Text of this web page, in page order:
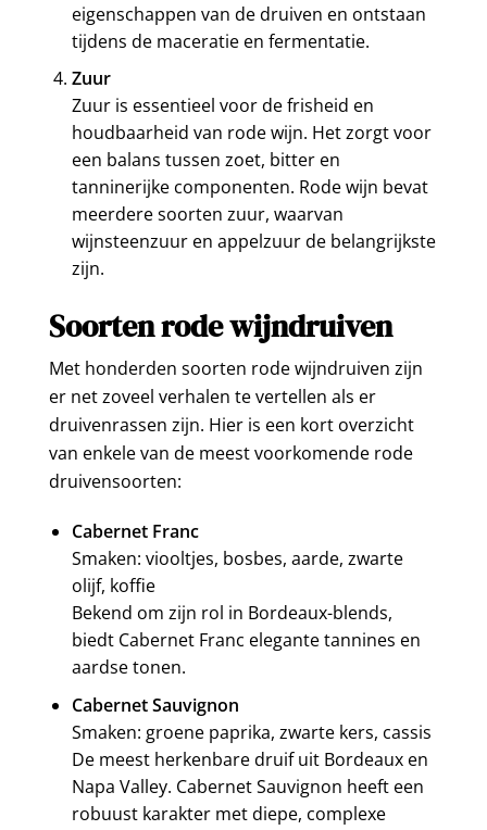
eigenschappen van de druiven en ontstaan
tijdens de maceratie en fermentatie.
Zuur
Zuur is essentieel voor de frisheid en
houdbaarheid van rode wijn. Het zorgt voor
een balans tussen zoet, bitter en
tanninerijke componenten. Rode wijn bevat
meerdere soorten zuur, waarvan
wijnsteenzuur en appelzuur de belangrijkste
zijn.
Soorten rode wijndruiven
Met honderden soorten rode wijndruiven zijn
er net zoveel verhalen te vertellen als er
druivenrassen zijn. Hier is een kort overzicht
van enkele van de meest voorkomende rode
druivensoorten:
Cabernet Franc
Smaken: viooltjes, bosbes, aarde, zwarte
olijf, koffie
Bekend om zijn rol in Bordeaux-blends,
biedt Cabernet Franc elegante tannines en
aardse tonen.
Cabernet Sauvignon
Smaken: groene paprika, zwarte kers, cassis
De meest herkenbare druif uit Bordeaux en
Napa Valley. Cabernet Sauvignon heeft een
robuust karakter met diepe, complexe